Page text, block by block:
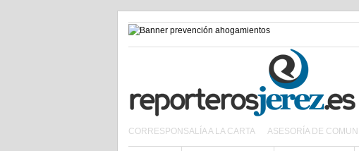
CORRESPONSALÍA A LA CARTA ASESORÍA DE